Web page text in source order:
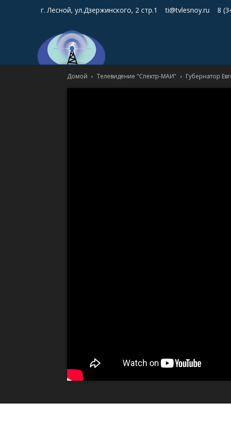
г. Лесной, ул.Дзержинского, 2 стр.1 ti@tvlesnoy.ru 8
Домой Телевидение "Спектр-МАИ" Губернатор